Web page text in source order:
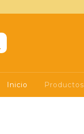
Inicio Productos